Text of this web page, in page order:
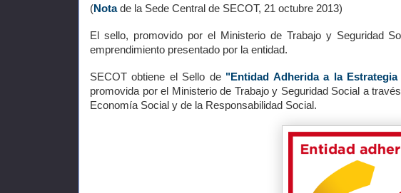
(Notade la Sede Central de SECOT, 21 octubre 2013)
El sello, promovido por el Ministerio de Trabajo y Seguridad
emprendimiento presentado por la entidad.
SECOT obtiene el Sello de "Entidad Adherida a la
promovida por el Ministerio de Trabajo y Seguridad Social a
Economía Social y de la Responsabilidad Social.